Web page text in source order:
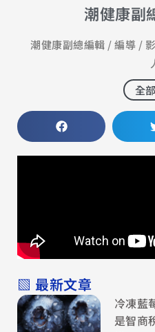
潮健康副
潮健康副總編輯 / 編導 /
全
▧ 最新文章
冷凍藍
是智商